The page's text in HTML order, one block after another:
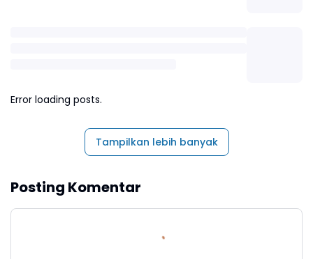
Error loading posts.
Tampilkan lebih banyak
Posting Komentar